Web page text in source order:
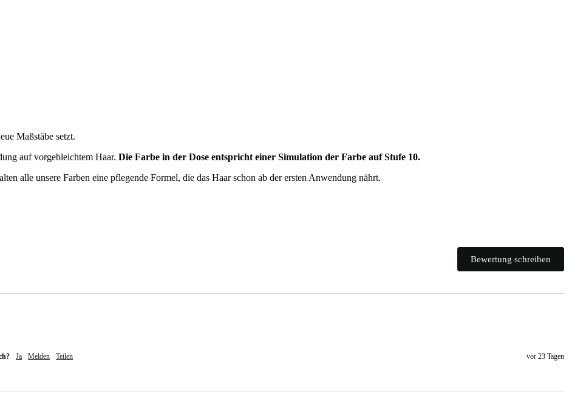
Maßstäbe setzt.
auf vorgebleichtem Haar. Die Farbe in der Dose entspricht einer Simulation der Farbe auf Stufe 10.
alle unsere Farben eine pflegende Formel, die das Haar schon ab der ersten Anwendung nährt.
Bewertung schreiben
Ja Melden Teilen vor 23 Tagen